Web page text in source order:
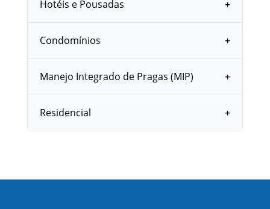
Hotéis e Pousadas
Condomínios
Manejo Integrado de Pragas (MIP)
Residencial